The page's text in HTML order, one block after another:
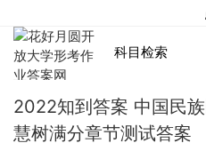
科目检索
2022知到答案 中国民
慧树满分章节测试答案